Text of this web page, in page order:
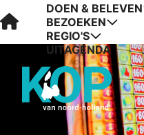
Visit Kop van Holland
DOEN & BELEVEN
BEZOEKEN
REGIO'S
UITAGENDA